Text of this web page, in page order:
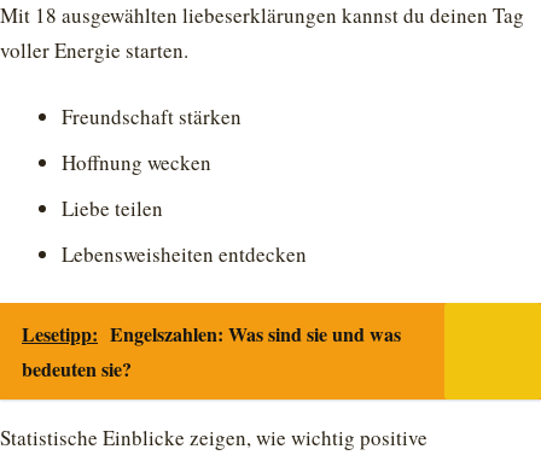
Mit 18 ausgewählten liebeserklärungen kannst du deinen Tag
voller Energie starten.
Freundschaft stärken
Hoffnung wecken
Liebe teilen
Lebensweisheiten entdecken
Lesetipp: Engelszahlen: Was sind sie und was
bedeuten sie?
Statistische Einblicke zeigen, wie wichtig positive